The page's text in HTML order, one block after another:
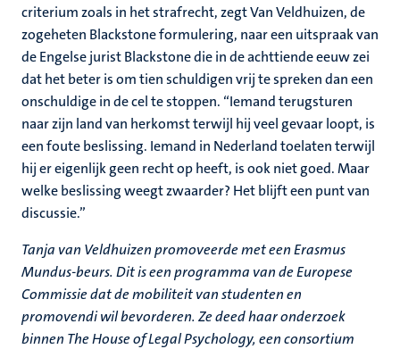
criterium zoals in het strafrecht, zegt Van Veldhuizen, de
zogeheten Blackstone formulering, naar een uitspraak van
de Engelse jurist Blackstone die in de achttiende eeuw zei
dat het beter is om tien schuldigen vrij te spreken dan een
onschuldige in de cel te stoppen. “Iemand terugsturen
naar zijn land van herkomst terwijl hij veel gevaar loopt, is
een foute beslissing. Iemand in Nederland toelaten terwijl
hij er eigenlijk geen recht op heeft, is ook niet goed. Maar
welke beslissing weegt zwaarder? Het blijft een punt van
discussie.”
Tanja van Veldhuizen promoveerde met een Erasmus
Mundus-beurs. Dit is een programma van de Europese
Commissie dat de mobiliteit van studenten en
promovendi wil bevorderen. Ze deed haar onderzoek
binnen The House of Legal Psychology, een consortium